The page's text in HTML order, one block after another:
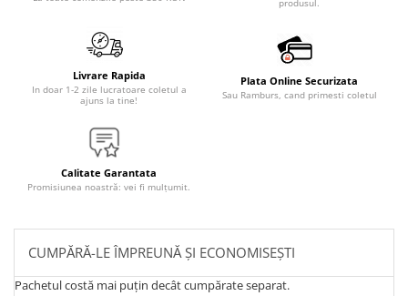
produsul.
Livrare Rapida
In doar 1-2 zile lucratoare coletul a
ajuns la tine!
Plata Online Securizata
Sau Ramburs, cand primesti coletul
Calitate Garantata
Promisiunea noastră: vei fi mulțumit.
CUMPĂRĂ-LE ÎMPREUNĂ ȘI ECONOMISEȘTI
Pachetul costă mai puțin decât cumpărate separat.